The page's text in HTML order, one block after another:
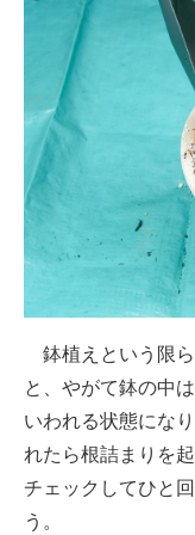
鉢植えという限
と、やがて鉢の中
いわれる状態にな
れたら根詰まりを
チェックしてひと
う。